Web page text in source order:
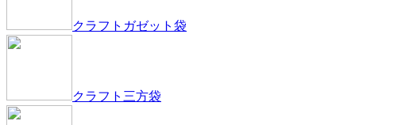
クラフトガゼット袋
クラフト三方袋